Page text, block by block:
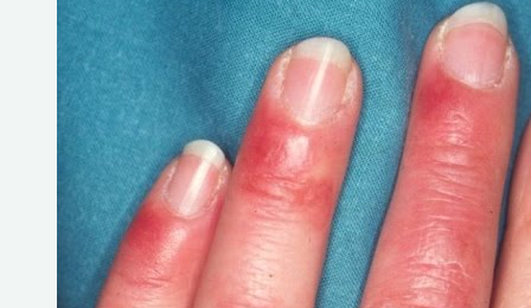
un
diccionario
filosófico
de
la
cirugía